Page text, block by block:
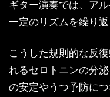
ギター演奏では、ア
一定のリズムを繰り
こうした規則的な反
れるセロトニンの分
の安定やうつ予防につ